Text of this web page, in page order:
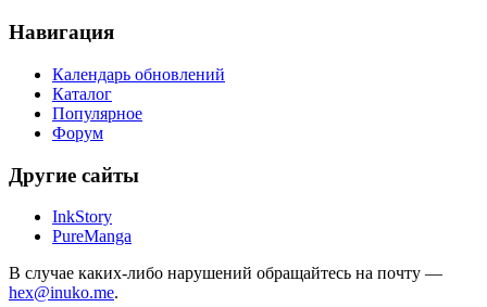
Навигация
Календарь обновлений
Каталог
Популярное
Форум
Другие сайты
InkStory
PureManga
В случае каких-либо нарушений обращайтесь на почту —
hex@inuko.me.